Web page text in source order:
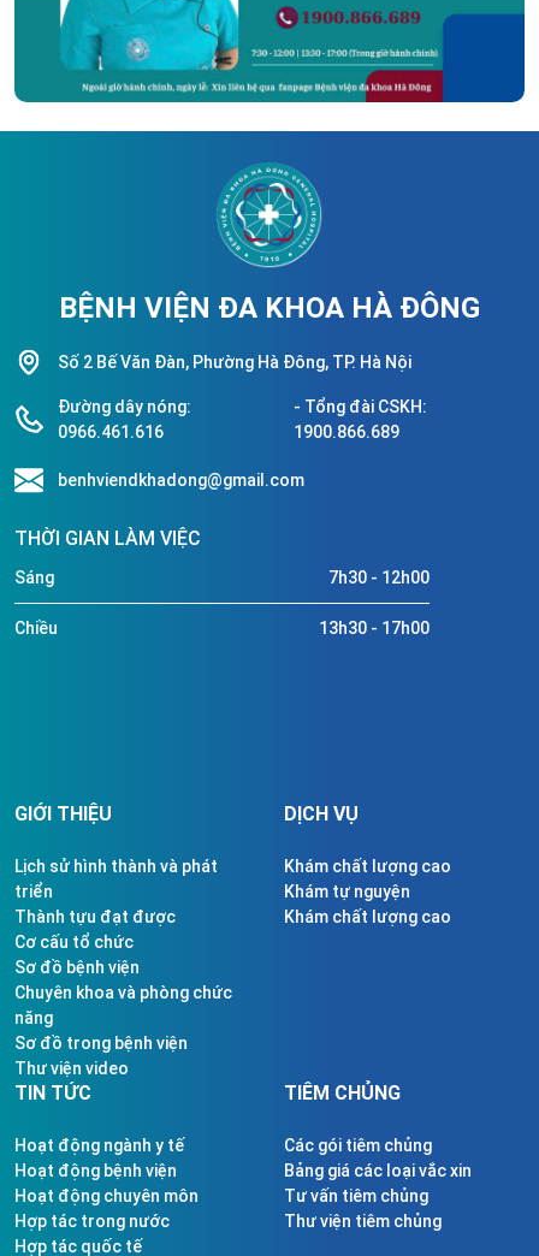
BỆNH VIỆN ĐA KHOA HÀ ĐÔNG
Số 2 Bế Văn Đàn, Phường Hà Đông, TP. Hà Nội
Đường dây nóng:
0966.461.616
- Tổng đài CSKH:
1900.866.689
benhviendkhadong@gmail.com
THỜI GIAN LÀM VIỆC
Sáng 7h30 - 12h00
Chiều 13h30 - 17h00
GIỚI THIỆU
Lịch sử hình thành và phát
triển
Thành tựu đạt được
Cơ cấu tổ chức
Sơ đồ bệnh viện
Chuyên khoa và phòng chức
năng
Sơ đồ trong bệnh viện
Thư viện video
DỊCH VỤ
Khám chất lượng cao
Khám tự nguyện
Khám chất lượng cao
TIN TỨC
Hoạt động ngành y tế
Hoạt động bệnh viện
Hoạt động chuyên môn
Hợp tác trong nước
Hợp tác quốc tế
TIÊM CHỦNG
Các gói tiêm chủng
Bảng giá các loại vắc xin
Tư vấn tiêm chủng
Thư viện tiêm chủng